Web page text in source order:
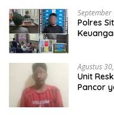
Polres
Agustus
Unit
Pancor